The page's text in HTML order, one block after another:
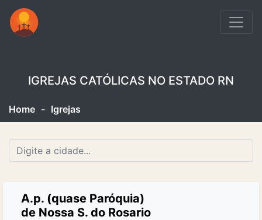
IGREJAS CATÓLICAS NO ESTADO RN
Home - Igrejas
A.p. (quase Paróquia)
de Nossa S. do Rosario